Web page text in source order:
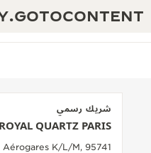
التميز: أكثر من 190 عامًا
شريك رسمي
QUARTZ PARIS
K/L/M, 95741